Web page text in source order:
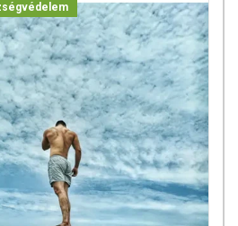
tartandó!
folyamatosan frissítjük, törekszünk arra,
Szeretnénk felhívni azonban a figyelmet,
szereplő adatok (beleértve a
, és allergén információkat is) csak
értékek eltérhetnek az élelmiszerek
friss, aktuális információkat a termékek